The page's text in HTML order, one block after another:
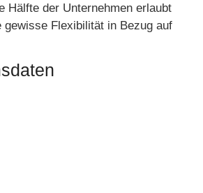
Hälfte der Unternehmen erlaubt
gewisse Flexibilität in Bezug auf